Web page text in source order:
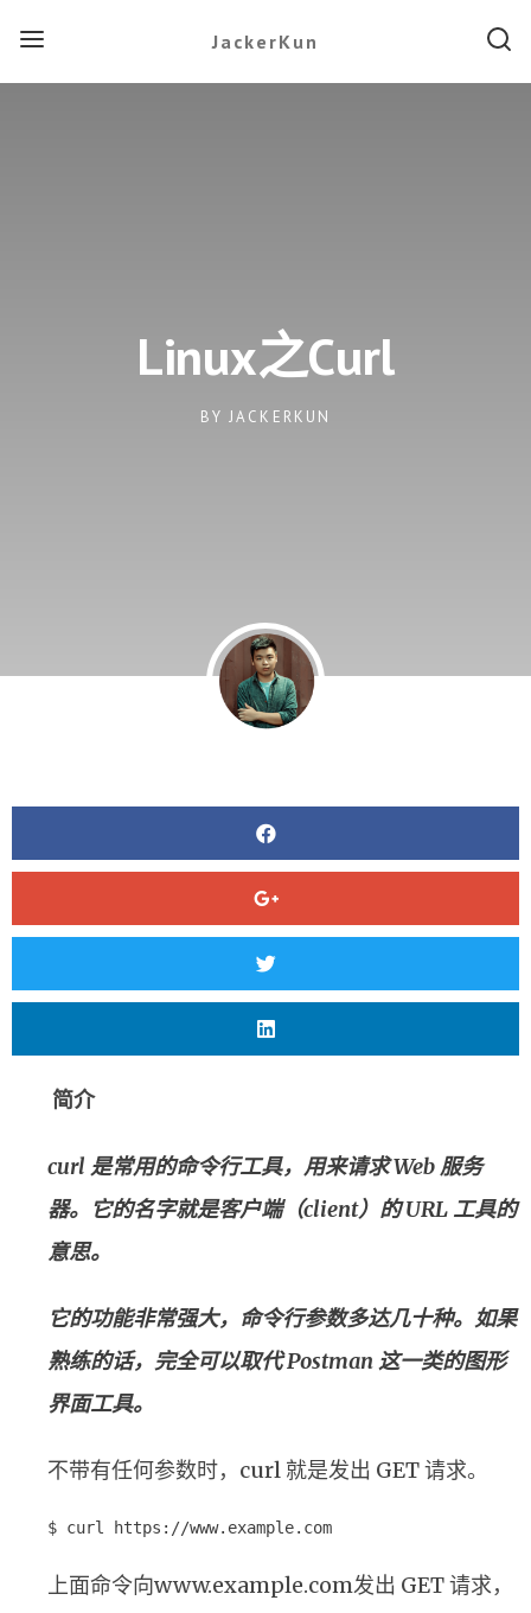
JackerKun
Linux之curl
BY JACKERKUN
简介
curl 是常用的命令行工具，用来请求 Web 服务
器。它的名字就是客户端（client）的 URL 工具的
意思。
它的功能非常强大，命令行参数多达几十种。如果
熟练的话，完全可以取代 Postman 这一类的图形
界面工具。
不带有任何参数时，curl 就是发出 GET 请求。
$ curl https://www.example.com
上面命令向www.example.com发出 GET 请求，